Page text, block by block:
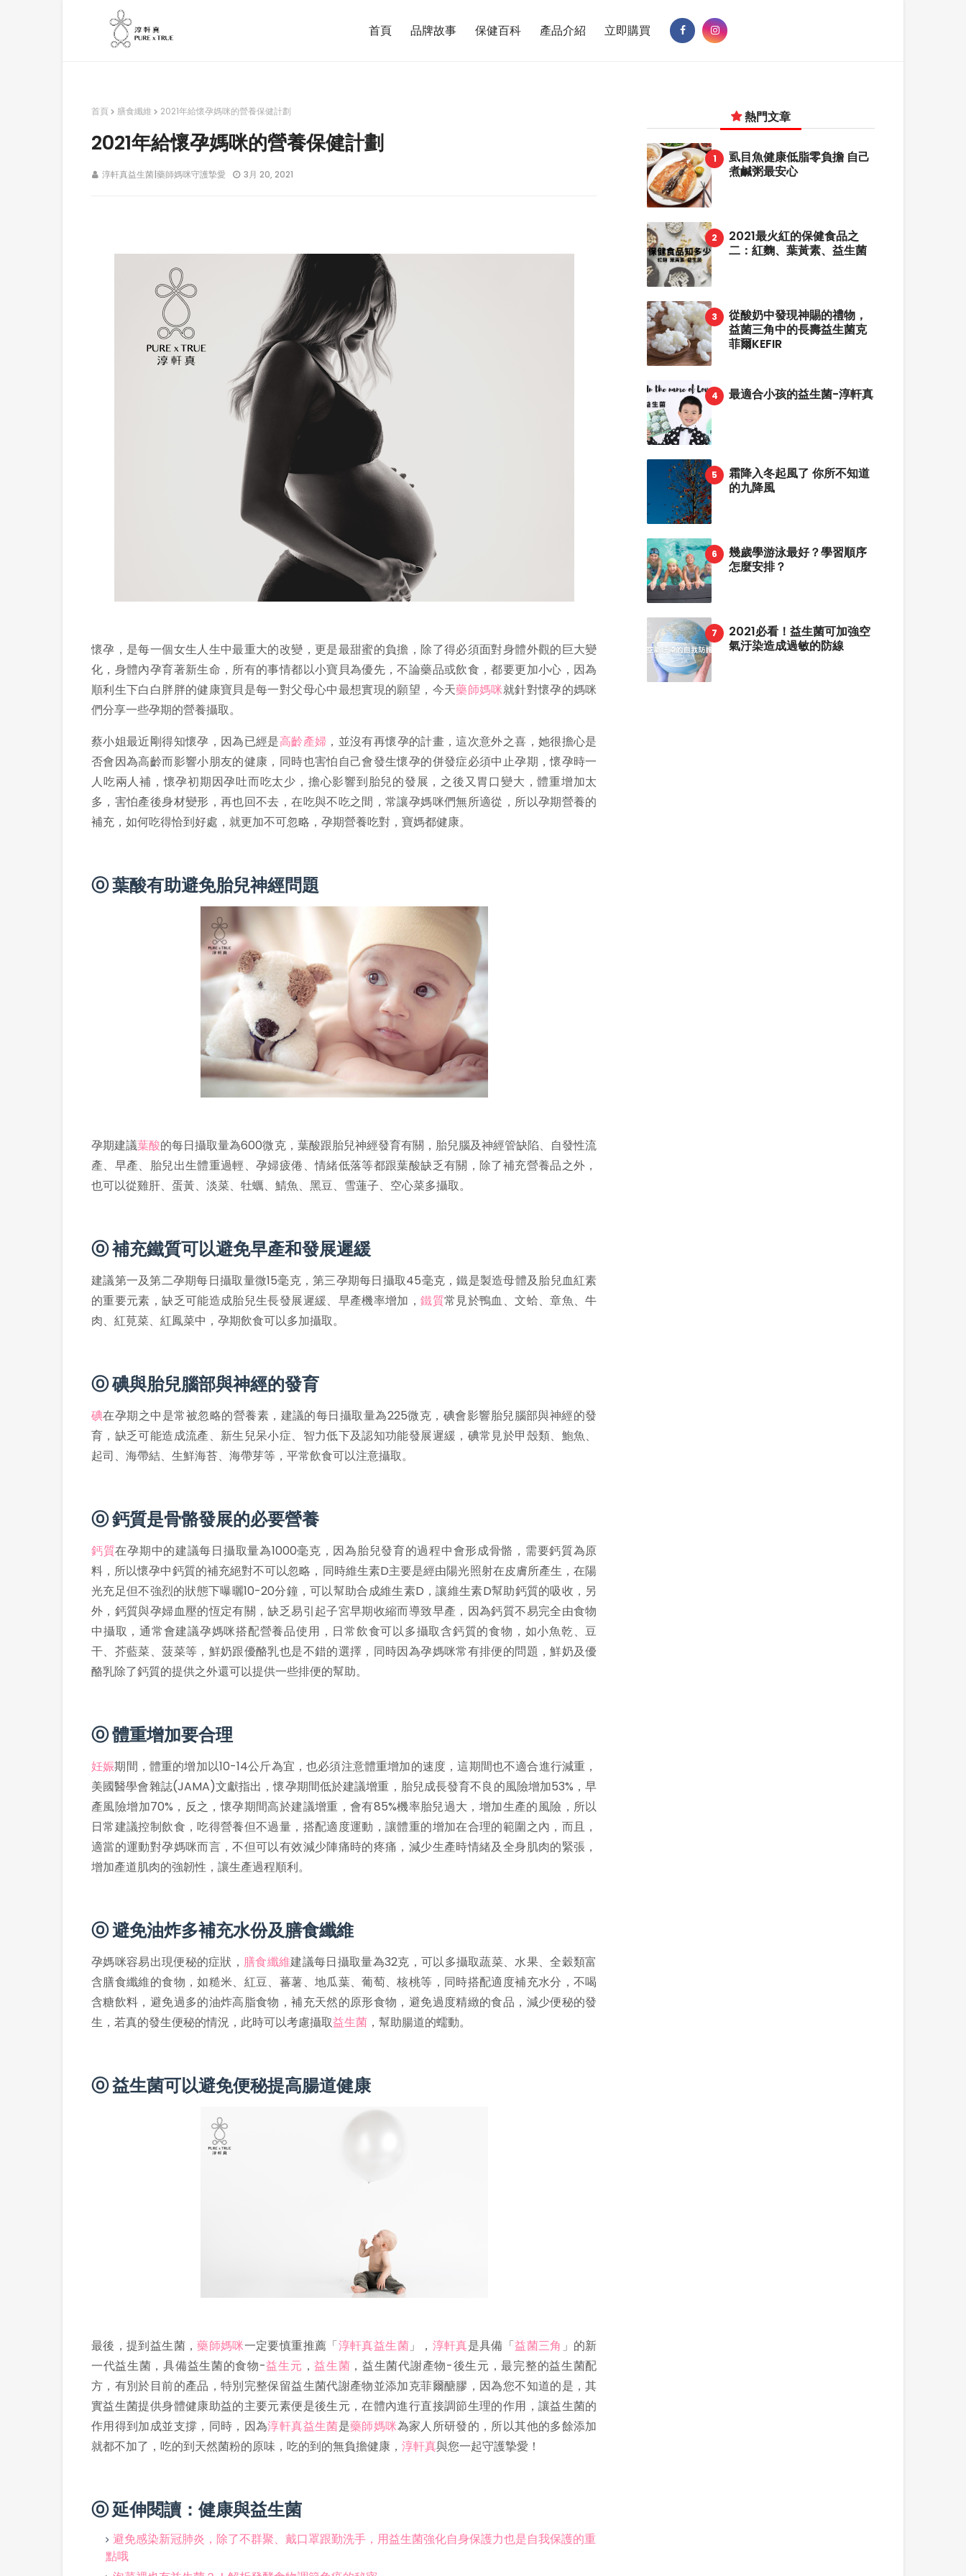
首頁 品牌故事 保健百科 產品介紹 立即購買
首頁 膳食纖維 2021年給懷孕媽咪的營養保健計劃
2021年給懷孕媽咪的營養保健計劃
淳軒真益生菌|藥師媽咪守護摯愛 3月 20, 2021
懷孕，是每一個女生人生中最重大的改變，更是最甜蜜的負擔，除了得必須面對身體外觀的巨大變
化，身體內孕育著新生命，所有的事情都以小寶貝為優先，不論藥品或飲食，都要更加小心，因為
順利生下白白胖胖的健康寶貝是每一對父母心中最想實現的願望，今天藥師媽咪就針對懷孕的媽咪
們分享一些孕期的營養攝取。
蔡小姐最近剛得知懷孕，因為已經是高齡產婦 ，並沒有再懷孕的計畫，這次意外之喜，她很擔心是
否會因為高齡而影響小朋友的健康，同時也害怕自己會發生懷孕的併發症必須中止孕期，懷孕時一
人吃兩人補，懷孕初期因孕吐而吃太少，擔心影響到胎兒的發展，之後又胃口變大，體重增加太
多，害怕產後身材變形，再也回不去，在吃與不吃之間，常讓孕媽咪們無所適從，所以孕期營養的
補充，如何吃得恰到好處，就更加不可忽略，孕期營養吃對，寶媽都健康。
ⓞ 葉酸有助避免胎兒神經問題
孕期建議葉酸的每日攝取量為600微克，葉酸跟胎兒神經發育有關，胎兒腦及神經管缺陷、自發性流
產、早產、胎兒出生體重過輕、孕婦疲倦、情緒低落等都跟葉酸缺乏有關，除了補充營養品之外，
也可以從雞肝、蛋黃、淡菜、牡蠣、鯖魚、黑豆、雪蓮子、空心菜多攝取。
ⓞ 補充鐵質可以避免早產和發展遲緩
建議第一及第二孕期每日攝取量微15毫克，第三孕期每日攝取45毫克，鐵是製造母體及胎兒血紅素
的重要元素，缺乏可能造成胎兒生長發展遲緩、早產機率增加，鐵質常見於鴨血、文蛤、章魚、牛
肉、紅莧菜、紅鳳菜中，孕期飲食可以多加攝取。
ⓞ 碘與胎兒腦部與神經的發育
碘在孕期之中是常被忽略的營養素，建議的每日攝取量為225微克，碘會影響胎兒腦部與神經的發
育，缺乏可能造成流產、新生兒呆小症、智力低下及認知功能發展遲緩，碘常見於甲殼類、鮑魚、
起司、海帶結、生鮮海苔、海帶芽等，平常飲食可以注意攝取。
ⓞ 鈣質是骨骼發展的必要營養
鈣質在孕期中的建議每日攝取量為1000毫克，因為胎兒發育的過程中會形成骨骼，需要鈣質為原
料，所以懷孕中鈣質的補充絕對不可以忽略，同時維生素D主要是經由陽光照射在皮膚所產生，在陽
光充足但不強烈的狀態下曝曬10-20分鐘，可以幫助合成維生素D，讓維生素D幫助鈣質的吸收，另
外，鈣質與孕婦血壓的恆定有關，缺乏易引起子宮早期收縮而導致早產，因為鈣質不易完全由食物
中攝取，通常會建議孕媽咪搭配營養品使用，日常飲食可以多攝取含鈣質的食物，如小魚乾、豆
干、芥藍菜、菠菜等，鮮奶跟優酪乳也是不錯的選擇，同時因為孕媽咪常有排便的問題，鮮奶及優
酪乳除了鈣質的提供之外還可以提供一些排便的幫助。
ⓞ 體重增加要合理
妊娠期間，體重的增加以10-14公斤為宜，也必須注意體重增加的速度，這期間也不適合進行減重，
美國醫學會雜誌(JAMA)文獻指出，懷孕期間低於建議增重，胎兒成長發育不良的風險增加53%，早
產風險增加70%，反之，懷孕期間高於建議增重，會有85%機率胎兒過大，增加生產的風險，所以
日常建議控制飲食，吃得營養但不過量，搭配適度運動，讓體重的增加在合理的範圍之內，而且，
適當的運動對孕媽咪而言，不但可以有效減少陣痛時的疼痛，減少生產時情緒及全身肌肉的緊張，
增加產道肌肉的強韌性，讓生產過程順利。
ⓞ 避免油炸多補充水份及膳食纖維
孕媽咪容易出現便秘的症狀， 膳食纖維建議每日攝取量為32克，可以多攝取蔬菜、水果、全穀類富
含膳食纖維的食物，如糙米、紅豆、蕃薯、地瓜葉、葡萄、核桃等，同時搭配適度補充水分，不喝
含糖飲料，避免過多的油炸高脂食物，補充天然的原形食物，避免過度精緻的食品，減少便秘的發
生，若真的發生便秘的情況，此時可以考慮攝取益生菌 ，幫助腸道的蠕動。
ⓞ 益生菌可以避免便秘提高腸道健康
最後，提到益生菌，藥師媽咪一定要慎重推薦「淳軒真益生菌」， 淳軒真是具備「益菌三角 」的新
一代益生菌，具備益生菌的食物-益生元 ，益生菌 ，益生菌代謝產物-後生元，最完整的益生菌配
方，有別於目前的產品，特別完整保留益生菌代謝產物並添加克菲爾醣膠，因為您不知道的是，其
實益生菌提供身體健康助益的主要元素便是後生元，在體內進行直接調節生理的作用，讓益生菌的
作用得到加成並支撐，同時，因為淳軒真益生菌是藥師媽咪為家人所研發的，所以其他的多餘添加
就都不加了，吃的到天然菌粉的原味，吃的到的無負擔健康， 淳軒真與您一起守護摯愛！
ⓞ 延伸閱讀：健康與益生菌
避免感染新冠肺炎，除了不群聚、戴口罩跟勤洗手，用益生菌強化自身保護力也是自我保護的重
點哦
熱門文章
虱目魚健康低脂零負擔 自己
煮鹹粥最安心
2021最火紅的保健食品之
二：紅麴、葉黃素、益生菌
從酸奶中發現神賜的禮物，
益菌三角中的長壽益生菌克
菲爾KEFIR
最適合小孩的益生菌-淳軒真
霜降入冬起風了 你所不知道
的九降風
幾歲學游泳最好？學習順序
怎麼安排？
2021必看！益生菌可加強空
氣汙染造成過敏的防線